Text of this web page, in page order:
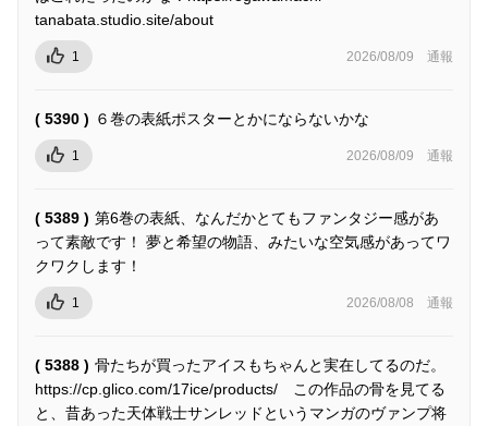
tanabata.studio.site/about
1 2026/08/09 通報
( 5390 ) ６巻の表紙ポスターとかにならないかな
1 2026/08/09 通報
( 5389 ) 第6巻の表紙、なんだかとてもファンタジー感があ
って素敵です！ 夢と希望の物語、みたいな空気感があってワ
クワクします！
1 2026/08/08 通報
( 5388 ) 骨たちが買ったアイスもちゃんと実在してるのだ。
https://cp.glico.com/17ice/products/ この作品の骨を見てる
と、昔あった天体戦士サンレッドというマンガのヴァンプ将